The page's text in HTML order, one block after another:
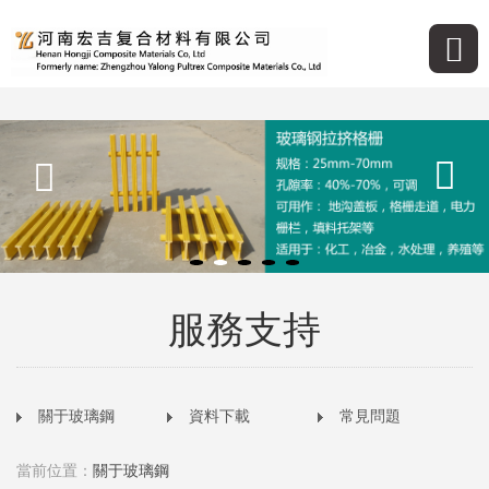
服務支持
關于玻璃鋼 資料下載 常見問題
當前位置： 關于玻璃鋼